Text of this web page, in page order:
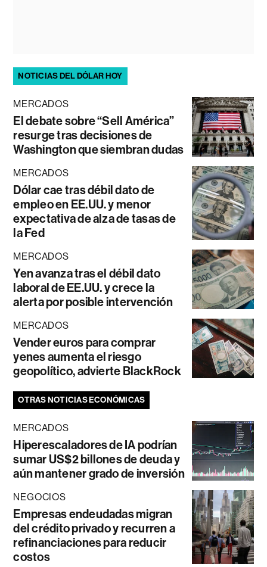
NOTICIAS DEL DÓLAR HOY
MERCADOS
El debate sobre “Sell América”
resurge tras decisiones de
Washington que siembran dudas
MERCADOS
Dólar cae tras débil dato de
empleo en EE.UU. y menor
expectativa de alza de tasas de
la Fed
MERCADOS
Yen avanza tras el débil dato
laboral de EE.UU. y crece la
alerta por posible intervención
MERCADOS
Vender euros para comprar
yenes aumenta el riesgo
geopolítico, advierte BlackRock
OTRAS NOTICIAS ECONÓMICAS
MERCADOS
Hiperescaladores de IA podrían
sumar US$2 billones de deuda y
aún mantener grado de inversión
NEGOCIOS
Empresas endeudadas migran
del crédito privado y recurren a
refinanciaciones para reducir
costos